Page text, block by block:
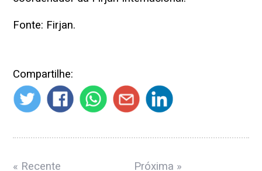
Fonte: Firjan.
Compartilhe:
« Recente Próxima »